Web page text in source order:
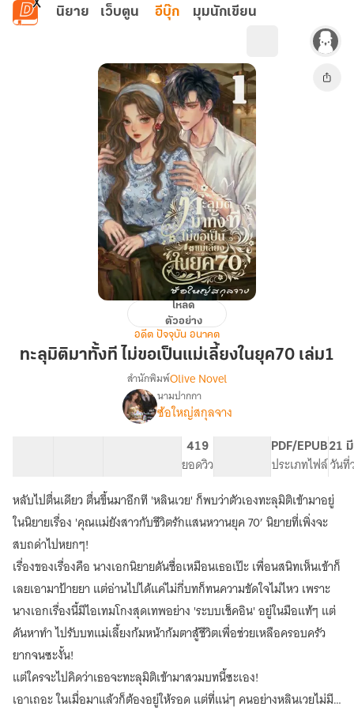
ข้ามไปยังเนื้อหาหลัก
นิยาย เว็บตูน อีบุ๊ก มุมนักเขียน
มา
ใน
ยุค70
เล่ม1
โหลด
ตัวอย่าง
อดีต ปัจจุบัน อนาคต
ทะลุมิติมาทั้งที ไม่ขอเป็นแม่เลี้ยงในยุค70 เล่ม1
เรื่อง[มี
ebook
1-
จบ]ทะลุ
มิติ
มา
ทั้งที
ไม่
เป็น
แม่
เลี้ยง
ใน
ยุค70
สำนักพิมพ์Olive Novel
นามปากกา
ซ้อใหญ่สกุลจาง
419
ยอดวิว
PDF/EPUB
ประเภทไฟล์
21
วันที่
หลับไปตื่นเดียว ตื่นขึ้นมาอีกที 'หลินเวย' ก็พบว่าตัวเองทะลุมิติเข้ามาอยู่
ในนิยายเรื่อง 'คุณแม่ยังสาวกับชีวิตรักแสนหวานยุค 70’ นิยายที่เพิ่งจะ
สบถด่าไปหยกๆ!
เรื่องของเรื่องคือ นางเอกนิยายดันชื่อเหมือนเธอเป๊ะ เพื่อนสนิทเห็นเข้าก็
เลยเอามาป้ายยา แต่อ่านไปได้แค่ไม่กี่บทก็ทนความขัดใจไม่ไหว เพราะ
นางเอกเรื่องนี้มีไอเทมโกงสุดเทพอย่าง 'ระบบเช็คอิน' อยู่ในมือแท้ๆ แต่
ดันหาทำ ไปรับบทแม่เลี้ยงก้มหน้าก้มตาสู้ชีวิตเพื่อช่วยเหลือครอบครัว
ยากจนซะงั้น!
แต่ใครจะไปคิดว่าเธอจะทะลุมิติเข้ามาสวมบทนี้ซะเอง!
เอาเถอะ ในเมื่อมาแล้วก็ต้องอยู่ให้รอด แต่ที่แน่ๆ คนอย่างหลินเวยไม่มี